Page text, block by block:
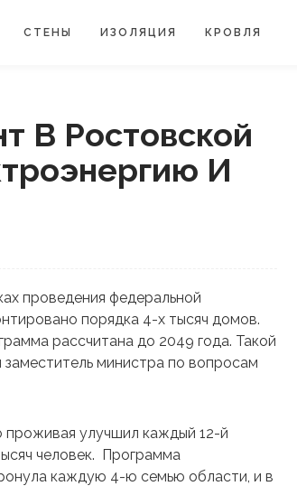
СТЕНЫ ИЗОЛЯЦИЯ КРОВЛЯ
В Ростовской
И
проведения федеральной
порядка 4-х тысяч домов.
рассчитана до 2049 года. Такой
министра по вопросам
проживая улучшил каждый 12-й
человек. Программа
каждую 4-ю семью области, и в